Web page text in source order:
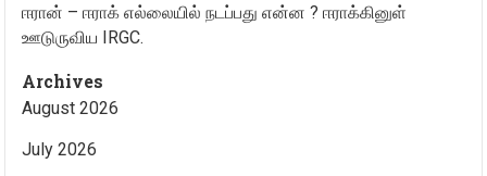
ஈரான் – ஈராக் எல்லையில் நடப்பது என்ன ? ஈராக்கினுள்
ஊடுருவிய IRGC.
Archives
August 2026
July 2026